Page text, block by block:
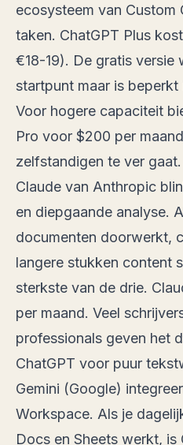
ecosysteem van Custom
taken. ChatGPT Plus
€18-19). De gratis versie
startpunt maar is
Voor hogere capaciteit
Pro voor $200 per
zelfstandigen te ver gaat.
Claude van Anthropic
en diepgaande analyse.
documenten doorwerkt,
langere stukken content
sterkste van de drie.
per maand. Veel
professionals geven het
ChatGPT voor puur
Gemini (Google)
Workspace. Als je
Docs en Sheets werkt,